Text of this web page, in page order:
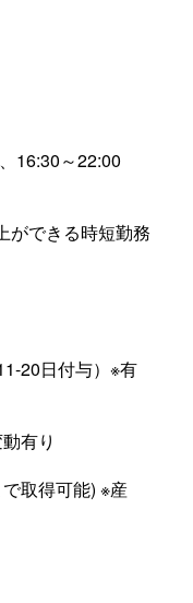
16:30～22:00
ができる時短勤務
20日付与）※有
有り
取得可能) ※産